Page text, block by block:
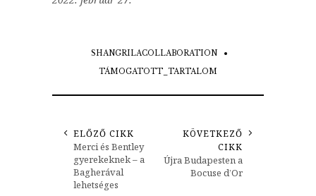
SHANGRILACOLLABORATION
TÁMOGATOTT_TARTALOM
ELŐZŐ CIKK
Merci és Bentley
gyerekeknek – a
Bagherával
lehetséges
KÖVETKEZŐ
CIKK
Újra Budapesten a
Bocuse d’Or